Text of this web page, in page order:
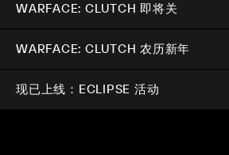
WARFACE: CLUTCH 即将关
WARFACE: CLUTCH 农历新年
现已上线：ECLIPSE 活动